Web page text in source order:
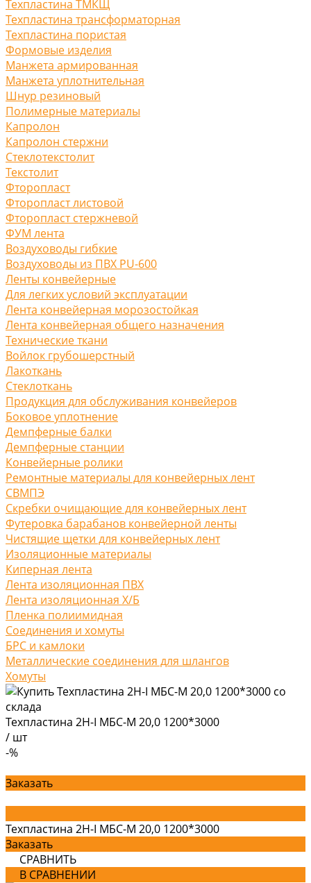
Техпластина ТМКЩ
Техпластина трансформаторная
Техпластина пористая
Формовые изделия
Манжета армированная
Манжета уплотнительная
Шнур резиновый
Полимерные материалы
Капролон
Капролон стержни
Стеклотекстолит
Текстолит
Фторопласт
Фторопласт листовой
Фторопласт стержневой
ФУМ лента
Воздуховоды гибкие
Воздуховоды из ПВХ PU-600
Ленты конвейерные
Для легких условий эксплуатации
Лента конвейерная морозостойкая
Лента конвейерная общего назначения
Технические ткани
Войлок грубошерстный
Лакоткань
Стеклоткань
Продукция для обслуживания конвейеров
Боковое уплотнение
Демпферные балки
Демпферные станции
Конвейерные ролики
Ремонтные материалы для конвейерных лент
СВМПЭ
Скребки очищающие для конвейерных лент
Футеровка барабанов конвейерной ленты
Чистящие щетки для конвейерных лент
Изоляционные материалы
Киперная лента
Лента изоляционная ПВХ
Лента изоляционная Х/Б
Пленка полиимидная
Соединения и хомуты
БРС и камлоки
Металлические соединения для шлангов
Хомуты
Техпластина 2Н-I МБС-М 20,0 1200*3000
/ шт
-%
Заказать
Техпластина 2Н-I МБС-М 20,0 1200*3000
Заказать
СРАВНИТЬ
В СРАВНЕНИИ